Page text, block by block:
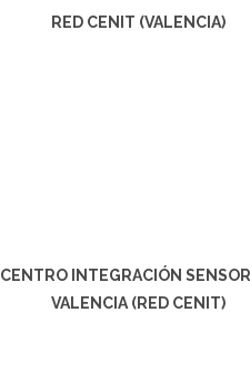
RED CENIT (VALENCIA)
CENTRO INTEGRACIÓN
VALENCIA (RED CENIT)